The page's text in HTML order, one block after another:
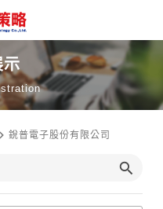
示
銳普電子股份有限公司